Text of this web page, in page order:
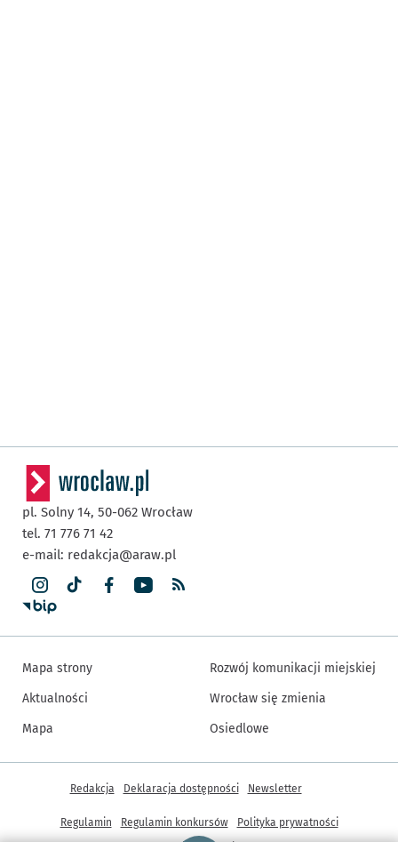
pl. Solny 14, 50-062 Wrocław
tel. 71 776 71 42
e-mail: redakcja@araw.pl
Mapa strony
Aktualności
Mapa
Rozwój komunikacji miejskiej
Wrocław się zmienia
Osiedlowe
Inne informacje
Redakcja Deklaracja dostępności Newsletter
Regulamin Regulamin konkursów
Polityka prywatności